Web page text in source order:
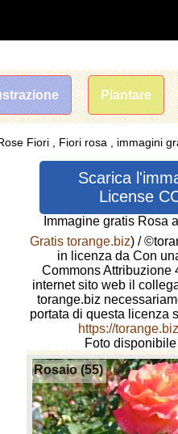
Piantare
Fiori , Fiori rosa , immagini
Scarica
License
Immagine gratis Rosa
Gratis torange.biz) /
in licenza da Con
Commons Attribuzione
internet sito web il
torange.biz
portata di questa licenza
https://
Foto
Rosaio (55)